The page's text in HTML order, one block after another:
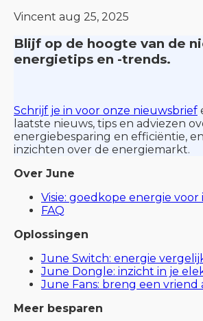
Vincent aug 25, 2025
Blijf op de hoogte van de
energietips en -trends.
Schrijf je in voor onze nieuwsbrief
laatste nieuws, tips en adviezen
energiebesparing en efficiëntie,
inzichten over de energiemarkt.
Over June
Visie: goedkope energie voor
FAQ
Oplossingen
June Switch: energie
June Dongle: inzicht in je
June Fans: breng een vriend
Meer besparen